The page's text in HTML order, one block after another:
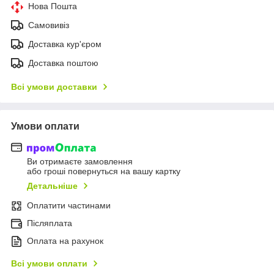
Нова Пошта
Самовивіз
Доставка кур'єром
Доставка поштою
Всі умови доставки
Умови оплати
Ви отримаєте замовлення
або гроші повернуться на вашу картку
Детальніше
Оплатити частинами
Післяплата
Оплата на рахунок
Всі умови оплати